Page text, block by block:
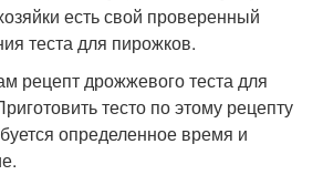
есть свой проверенный
теста для пирожков.
рецепт дрожжевого теста для
тесто по этому рецепту
определенное время и